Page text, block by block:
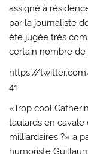
assigné à
par la journaliste
été jugée très
certain nombre de
https://
41
«Trop cool
taulards en cavale
milliardaires ?» a
humoriste